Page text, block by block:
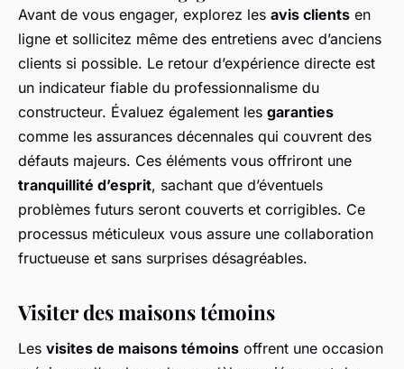
Avant de vous engager, explorez les avis clients en
ligne et sollicitez même des entretiens avec d’anciens
clients si possible. Le retour d’expérience directe est
un indicateur fiable du professionnalisme du
constructeur. Évaluez également les garanties
comme les assurances décennales qui couvrent des
défauts majeurs. Ces éléments vous offriront une
tranquillité d’esprit, sachant que d’éventuels
problèmes futurs seront couverts et corrigibles. Ce
processus méticuleux vous assure une collaboration
fructueuse et sans surprises désagréables.
Visiter des maisons témoins
Les visites de maisons témoins offrent une occasion